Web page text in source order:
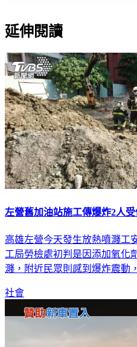
延伸閱讀
左營舊加油站施工傳爆炸2人
高雄左營今天發生放熱噴濺工
工局勞檢處初判是因添加氧化
濺，附近民眾則感到爆炸震動
社會